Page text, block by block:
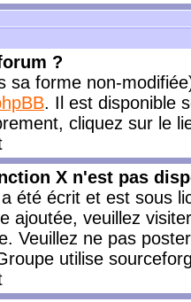
?
sa forme non-
. Il est disponible
cliquez sur le
X n'est pas
été écrit et est sous
ajoutée, veuillez
Veuillez ne pas
utilise